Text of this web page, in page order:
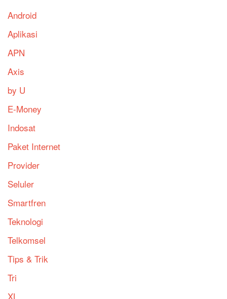
Android
Aplikasi
APN
Axis
by U
E-Money
Indosat
Paket Internet
Provider
Seluler
Smartfren
Teknologi
Telkomsel
Tips & Trik
Tri
XL